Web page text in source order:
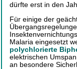
dürfte erst in den
Für einige der
Malaria eingesetzt
polychlorierte
elektrischen
an besondere